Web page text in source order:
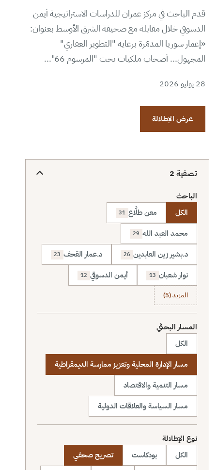
قدم الباحث في مركز عمران للدراسات الاستراتيجية أيمن
الدسوقي خلال مقابلة مع صحيفة الشرق الأوسط بعنوان:
«إعمار سوريا المدمّرة برعاية "التطوير العقاري"
المجهول... أصحاب ملكيات تحت "المرسوم 66"...
28 يوليو 2026
عرض الإطلالة
تصفية 2
الباحث
الكل
معن طلَّاع 31
محمد العبد الله 29
د.بشير زين العابدين 26 د.عمار القحف 23
نوار شعبان 13 أيمن الدسوقي 12
المزيد (5)
المسار البحثي
الكل
مسار الإدارة المحلية وتعزيز ممارسة الديمقراطية
مسار التنمية والاقتصاد
مسار السياسة والعلاقات الدولية
نوع الإطلالة
الكل
بودكاست
تصريح صحفي